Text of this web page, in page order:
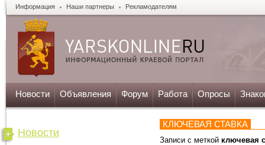
Информация Наши партнеры Рекламодателям
Новости Объявления Форум Работа Опросы
Новости
КЛЮЧЕВАЯ СТАВКА
Записи с меткой ключевая